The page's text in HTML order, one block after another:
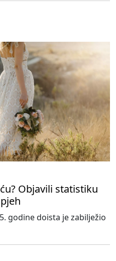
Objavili statistiku
godine doista je zabilježio